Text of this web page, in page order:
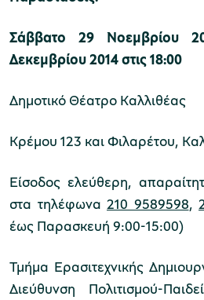
Σάββατο 29 Νοεμβρίου
Δεκεμβρίου 2014 στις 18:00
Δημοτικό Θέατρο Καλλιθέας
Κρέμου 123 και Φιλαρέτου,
Είσοδος ελεύθερη,
στα τηλέφωνα 210 9589598,
έως Παρασκευή 9:00-15:00)
Τμήμα Ερασιτεχνικής
Διεύθυνση Πολιτισμού-